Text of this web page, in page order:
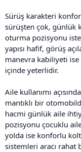
Sürüş karakteri
sürüşten çok, günlük
oturma pozisyonu
yapısı hafif, görüş
manevra kabiliyeti
içinde yeterlidir.
Aile kullanımı
mantıklı bir
hacmi günlük aile
pozisyonu çocuklu
yolda ise konforlu
sistemleri aracı